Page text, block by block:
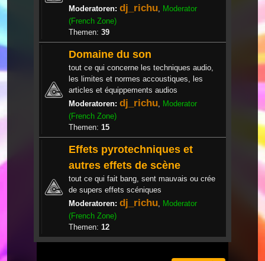
Moderatoren: dj_richu Moderator
(French Zone)
Themen: 39
Domaine du son
tout ce qui concerne les techniques audio,
les limites et normes accoustiques, les
articles et équippements audios
Moderatoren: dj_richu Moderator
(French Zone)
Themen: 15
Effets pyrotechniques et
autres effets de scène
tout ce qui fait bang, sent mauvais ou crée
de supers effets scéniques
Moderatoren: dj_richu Moderator
(French Zone)
Themen: 12